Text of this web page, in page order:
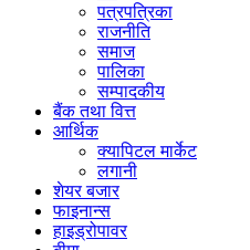
पत्रपत्रिका
राजनीति
समाज
पालिका
सम्पादकीय
बैंक तथा वित्त
आर्थिक
क्यापिटल मार्केट
लगानी
शेयर बजार
फाइनान्स
हाइड्रोपावर